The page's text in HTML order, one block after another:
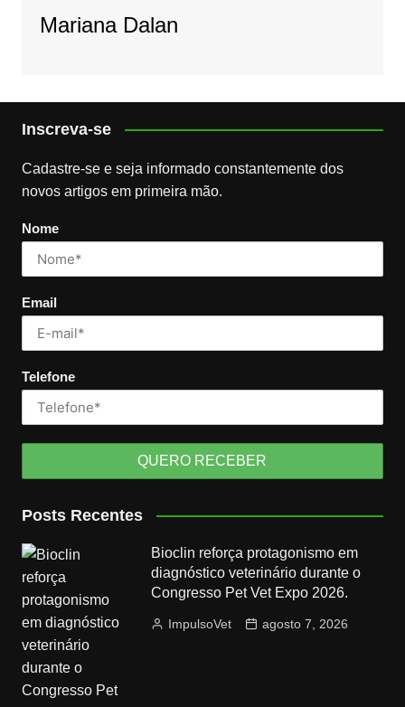
Mariana Dalan
Inscreva-se
Cadastre-se e seja informado constantemente dos
novos artigos em primeira mão.
Nome
Email
Telefone
Posts Recentes
Bioclin reforça protagonismo em
diagnóstico veterinário durante o
Congresso Pet Vet Expo 2026.
ImpulsoVet agosto 7, 2026